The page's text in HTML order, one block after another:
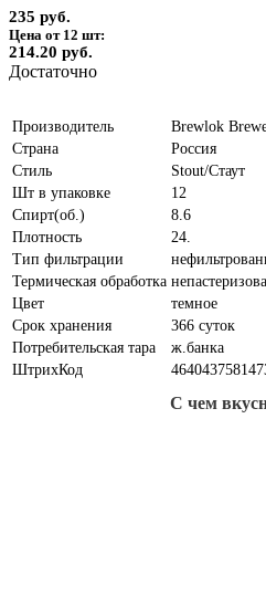
235 руб.
Цена от 12 шт:
214.20 руб.
Достаточно
Производитель
Brewlok
Страна
Россия
Стиль
Stout/Стаут
Шт в упаковке
12
Спирт(об.)
8.6
Плотность
24.
Тип фильтрации
Термическая обработка
Цвет
темное
Срок хранения
366 суток
Потребительская тара
ж.банка
ШтрихКод
С чем